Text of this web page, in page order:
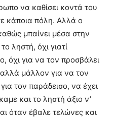
να καθίσει κοντά του
κάποια πόλη. Αλλά ο
μπαίνει μέσα στην
ληστή, όχι γιατί
όχι για να τον προσβάλει
μάλλον για να τον
για τον παράδεισο, να έχει
και το ληστή άξιο ν’
όταν έβαλε τελώνες και